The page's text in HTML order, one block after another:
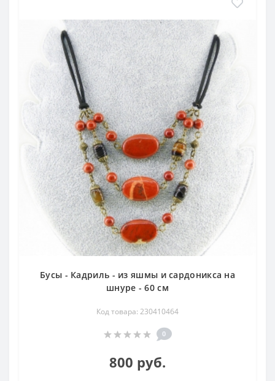
Бусы - Кадриль - из яшмы и сардоникса на
шнуре - 60 см
Код товара: 230410464
0
800 руб.